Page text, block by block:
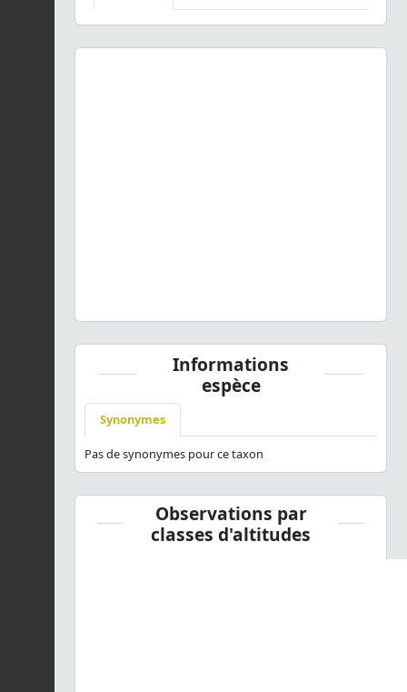
Informations
espèce
Synonymes
Pas de synonymes pour ce taxon
Observations par
classes d'altitudes